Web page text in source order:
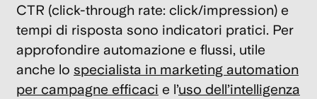
CTR (click-through rate: click/impression) e
tempi di risposta sono indicatori pratici. Per
approfondire automazione e flussi, utile
anche lo specialista in marketing automation
per campagne efficaci e l’uso dell’intelligenza